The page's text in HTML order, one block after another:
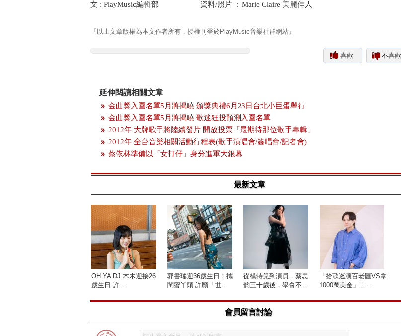
文 : PlayMusic編輯部 資料/照片 : Marie Claire 美麗佳人
『以上文章版權為本文作者所有，授權刊登於PlayMusic音樂社群網站』
喜歡 不喜歡
延伸閱讀相關文章
金曲獎入圍名單5月將揭曉 頒獎典禮6月23日台北小巨蛋舉行
金曲獎入圍名單5月將揭曉 歌迷狂投預測入圍名單
2012年 大牌歌手將陸續發片 開放投票「最期待那位歌手專輯」
2012年 全台音樂相關活動行程表(歌手演唱會/簽唱會/記者會)
蔡依林準備以「女打仔」身分進軍大銀幕
最新文章
OH YA DJ 木木迎接26
歲生日 許...
郭書瑤迎36歲生日！攜
閨蜜丫頭 許願「世...
​從模特兒到演員，蔡思
韵三十歲後，學會不...
「拾歌巡演百老匯VS拿
1000萬美金」二...
會員留言討論